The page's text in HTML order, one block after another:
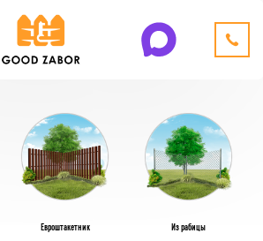
Евроштакетник Из рабицы